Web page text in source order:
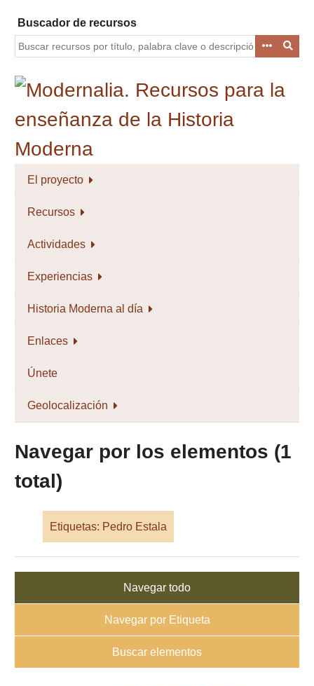
contenido
principal
Buscador de recursos
El proyecto
Recursos
Actividades
Experiencias
Historia Moderna al día
Enlaces
Únete
Geolocalización
Navegar por los elementos (1
total)
Etiquetas: Pedro Estala
Navegar todo
Navegar por Etiqueta
Buscar elementos